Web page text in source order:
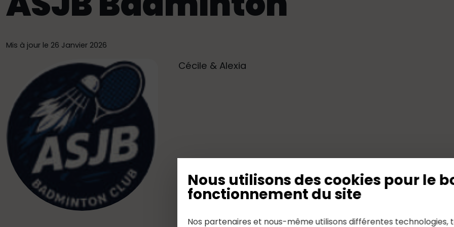
Nous utilisons des cookies pour le
fonctionnement du site
Nos partenaires et nous-même utilisons différentes technologies,
Mis à jour le 26 Janvier 2026
Cécile & Alexia